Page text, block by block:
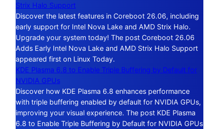
Strix Halo Support
Discover the latest features in Coreboot 26.06, including
early support for Intel Nova Lake and AMD Strix Halo.
Upgrade your system today! The post Coreboot 26.06
Adds Early Intel Nova Lake and AMD Strix Halo Support
appeared first on Linux Today.
KDE Plasma 6.8 to Enable Triple Buffering by Default for
NVIDIA GPUs
Discover how KDE Plasma 6.8 enhances performance
with triple buffering enabled by default for NVIDIA GPUs,
improving your visual experience. The post KDE Plasma
6.8 to Enable Triple Buffering by Default for NVIDIA GPUs